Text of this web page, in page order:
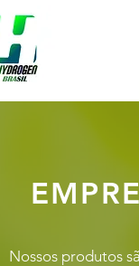
Nossos produtos